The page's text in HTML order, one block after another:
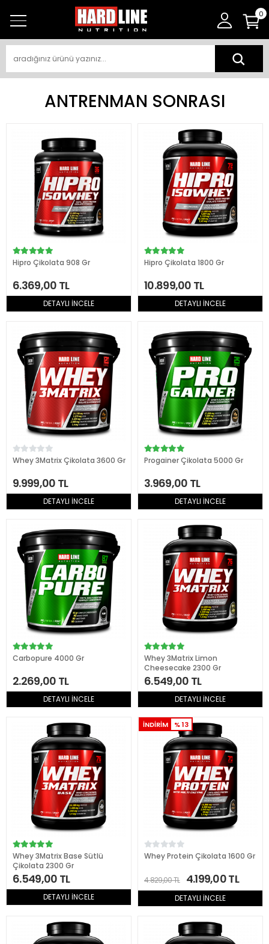
0
ANTRENMAN SONRASI
Hipro Çikolata 908 Gr
6.369,00 TL
DETAYLI İNCELE
Hipro Çikolata 1800 Gr
10.899,00 TL
DETAYLI İNCELE
Whey 3Matrix Çikolata 3600 Gr
9.999,00 TL
DETAYLI İNCELE
Progainer Çikolata 5000 Gr
3.969,00 TL
DETAYLI İNCELE
Carbopure 4000 Gr
2.269,00 TL
DETAYLI İNCELE
Whey 3Matrix Limon
Cheesecake 2300 Gr
6.549,00 TL
DETAYLI İNCELE
Whey 3Matrix Base Sütlü
Çikolata 2300 Gr
6.549,00 TL
DETAYLI İNCELE
İNDİRİM % 13
Whey Protein Çikolata 1600 Gr
4.829,00 TL 4.199,00 TL
DETAYLI İNCELE